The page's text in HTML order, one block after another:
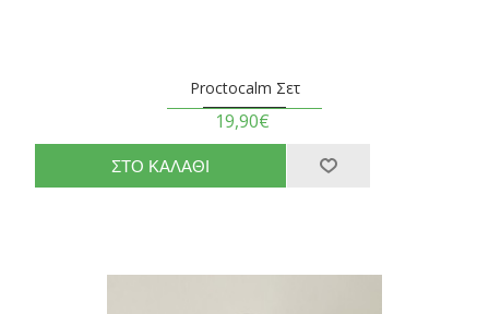
Proctocalm Σετ
19,90€